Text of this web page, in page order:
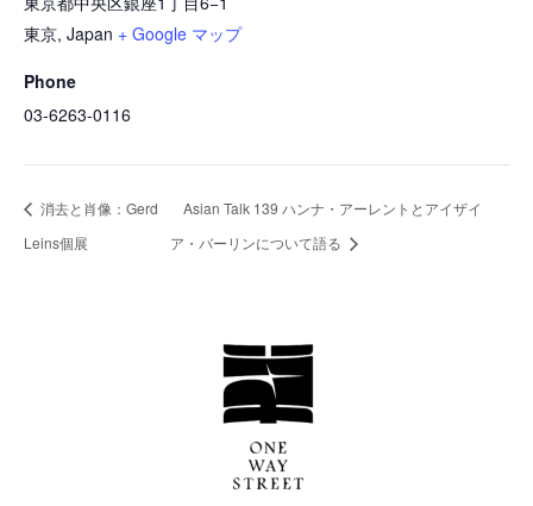
東京, Japan + Google マップ
Phone
03-6263-0116
消去と肖像：Gerd
Leins個展
Asian Talk 139 ハンナ・アーレントとアイザイ
ア・バーリンについて語る